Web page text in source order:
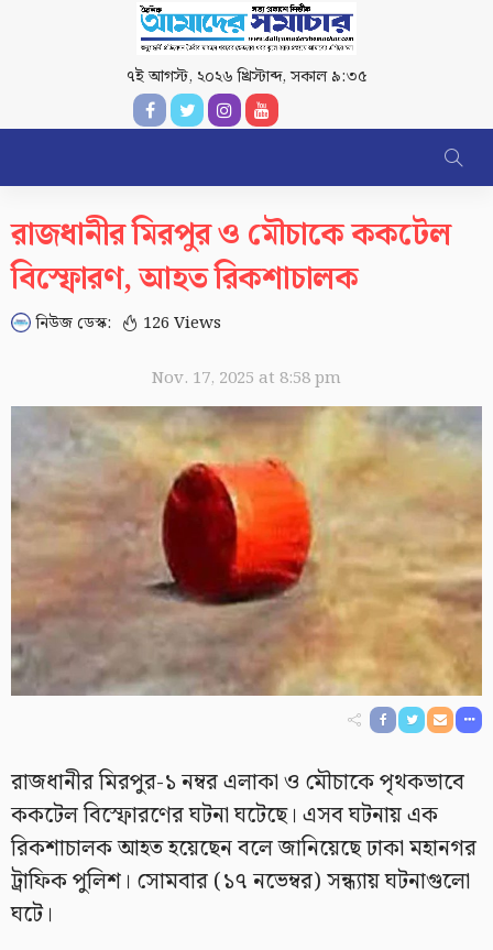
৭ই আগস্ট, ২০২৬ খ্রিস্টাব্দ,সকাল ৯:৩৫
রাজধানীর মিরপুর ও মৌচাকে ককটেল
বিস্ফোরণ, আহত রিকশাচালক
নিউজ ডেস্ক: 126 Views
Nov. 17, 2025 at 8:58 pm
রাজধানীর মিরপুর-১ নম্বর এলাকা ও মৌচাকে পৃথকভাবে
ককটেল বিস্ফোরণের ঘটনা ঘটেছে। এসব ঘটনায় এক
রিকশাচালক আহত হয়েছেন বলে জানিয়েছে ঢাকা মহানগর
ট্রাফিক পুলিশ। সোমবার (১৭ নভেম্বর) সন্ধ্যায় ঘটনাগুলো
ঘটে।